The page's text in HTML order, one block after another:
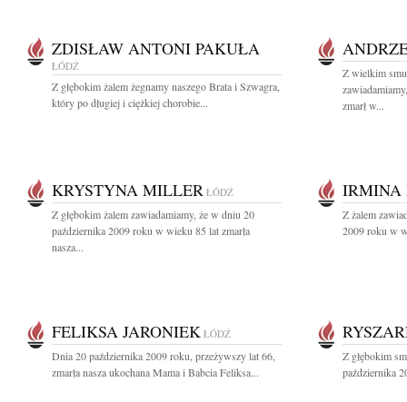
ZDISŁAW ANTONI PAKUŁA
ŁÓDŹ
Z głębokim żalem żegnamy naszego Brata i Szwagra,
który po długiej i ciężkiej chorobie...
Z wielkim
zmarł w...
KRYSTYNA MILLER ŁÓDŹ
Z głębokim żalem zawiadamiamy, że w dniu 20
października 2009 roku w wieku 85 lat zmarła
nasza...
IRMINA
Z żalem
2009 roku w
FELIKSA JARONIEK ŁÓDŹ
Dnia 20 października 2009 roku, przeżywszy lat 66,
zmarła nasza ukochana Mama i Babcia Feliksa...
Z głębokim
października